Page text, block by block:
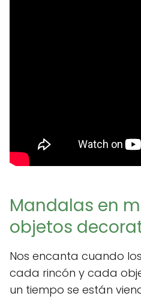
Mandalas en
objetos
Nos encanta cuando
cada rincón y cada
un tiempo se están